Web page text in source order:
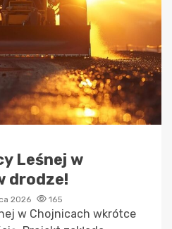
Leśnej w
drodze!
2026 165
w Chojnicach wkrótce